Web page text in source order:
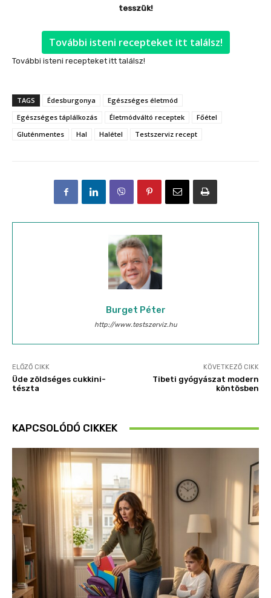
tesszük!
További isteni recepteket itt találsz!
További isteni recepteket itt találsz!
TAGS Édesburgonya
Egészséges életmód
Egészséges táplálkozás
Életmódváltó receptek
Főétel
Gluténmentes
Hal Halétel Testszerviz recept
Burget Péter
http://www.testszerviz.hu
ELŐZŐ CIKK
Üde zöldséges cukkini-
tészta
KÖVETKEZŐ CIKK
Tibeti gyógyászat modern
köntösben
KAPCSOLÓDÓ CIKKEK